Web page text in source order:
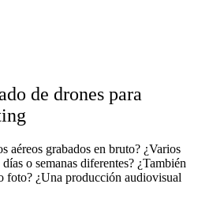
de drones para
aéreos grabados en bruto? ¿Varios
o semanas diferentes? ¿También
foto? ¿Una producción audiovisual